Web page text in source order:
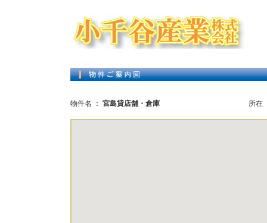
物件名 ： 宮島貸店舗・倉庫 所在